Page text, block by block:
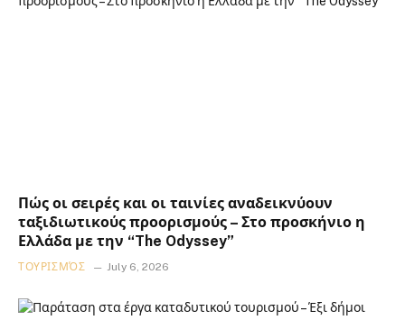
Πώς οι σειρές και οι ταινίες αναδεικνύουν
ταξιδιωτικούς προορισμούς – Στο προσκήνιο η
Ελλάδα με την “The Odyssey”
ΤΟΥΡΙΣΜΌΣ July 6, 2026